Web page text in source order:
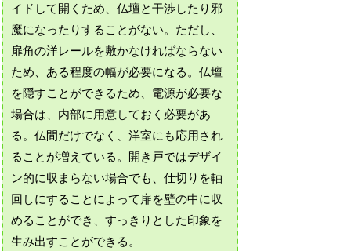
イドして開くため、仏壇と干渉したり邪
魔になったりすることがない。ただし、
扉角の洋レールを敷かなければならない
ため、ある程度の幅が必要になる。仏壇
を隠すことができるため、電源が必要な
場合は、内部に用意しておく必要があ
る。仏間だけでなく、洋室にも応用され
ることが増えている。開き戸ではデザイ
ン的に収まらない場合でも、仕切りを軸
回しにすることによって扉を壁の中に収
めることができ、すっきりとした印象を
生み出すことができる。